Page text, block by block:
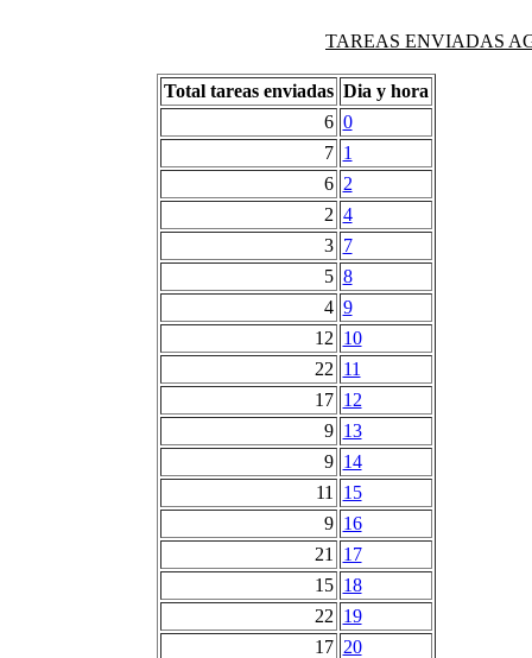
TAREAS ENVIADAS
Total tareas enviadas Dia y hora
6 0
7 1
6 2
2 4
3 7
5 8
4 9
12 10
22 11
17 12
9 13
9 14
11
15
9 16
21
17
15 18
22 19
17 20